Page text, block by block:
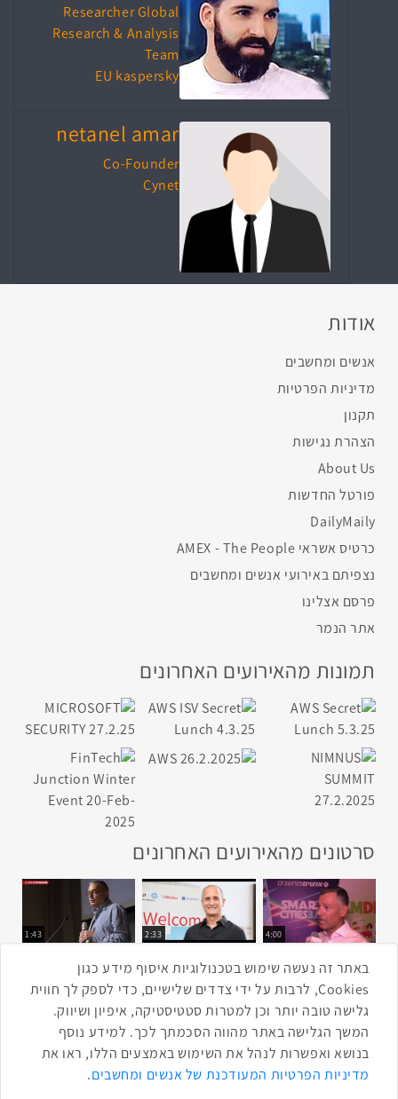
Researcher Global
Research & Analysis
Team
EU kaspersky
netanel amar
Co-Founder
Cynet
אודות
אנשים ומחשבים
מדיניות הפרטיות
תקנון
הצהרת נגישות
About Us
פורטל החדשות
DailyMaily
כרטיס אשראי AMEX - The People
נצפיתם באירועי אנשים ומחשבים
פרסם אצלינו
אתר הנמר
תמונות מהאירועים האחרונים
סרטונים מהאירועים האחרונים
4:00
2:33
1:43
3:52
כנס RPA
1:14
כנס בינת יערות הכרמל
כנס F5
שתפו ברשת
באתר זה נעשה שימוש בטכנולוגיות איסוף מידע כגון
Cookies, לרבות על ידי צדדים שלישיים, כדי לספק לך חווית
גלישה טובה יותר וכן למטרות סטטיסטיקה, איפיון ושיווק.
המשך הגלישה באתר מהווה הסכמתך לכך. למידע נוסף
בנושא ואפשרות לנהל את השימוש באמצעים הללו, ראו את
מדיניות הפרטיות המעודכנת של אנשים ומחשבים.